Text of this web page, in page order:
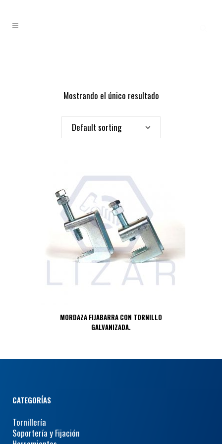
Mostrando el único resultado
Default sorting
MORDAZA FIJABARRA CON TORNILLO
GALVANIZADA.
CATEGORÍAS
Tornillería
Soportería y Fijación